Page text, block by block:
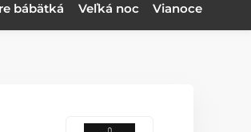
bábätká Veľká noc Vianoce